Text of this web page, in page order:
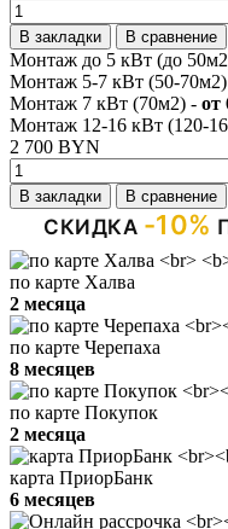
В закладки
В сравнение
Монтаж до 5 кВт (до
Монтаж 5-7 кВт (50-
Монтаж 7 кВт (70м2) - от
Монтаж 12-16 кВт (120-
2 700 BYN
В закладки
В сравнение
СКИДКА -10%
по карте Халва
2 месяца
по карте Черепаха
8 месяцев
по карте Покупок
2 месяца
карта ПриорБанк
6 месяцев